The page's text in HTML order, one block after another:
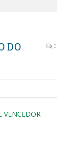
DO
0
VENCEDOR